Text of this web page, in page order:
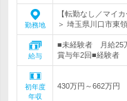
勤務地
【転勤なし／マイ
＞ 埼玉県川口市東
給与
■未経験者 月給25
賞与年2回■経験
初年度
年収
430万円～662万円